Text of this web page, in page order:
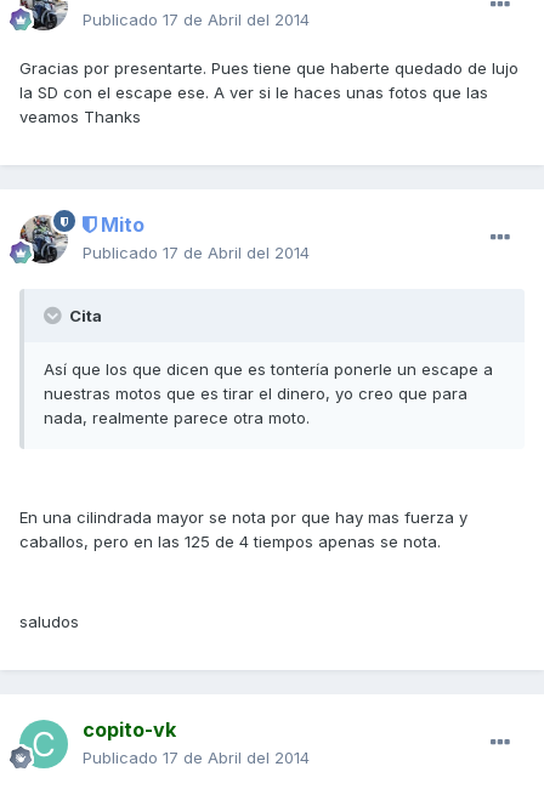
Publicado 17 de Abril del 2014
Gracias por presentarte. Pues tiene que haberte quedado de lujo
la SD con el escape ese. A ver si le haces unas fotos que las
veamos Thanks
Mito
Publicado 17 de Abril del 2014
Cita
Así que los que dicen que es tontería ponerle un escape a
nuestras motos que es tirar el dinero, yo creo que para
nada, realmente parece otra moto.
En una cilindrada mayor se nota por que hay mas fuerza y
caballos, pero en las 125 de 4 tiempos apenas se nota.
saludos
copito-vk
Publicado 17 de Abril del 2014